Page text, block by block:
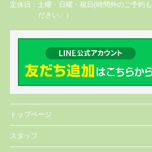
定休日： 土曜・日曜・祝日(時間外のご予約
ださい。）
トップページ
スタッフ